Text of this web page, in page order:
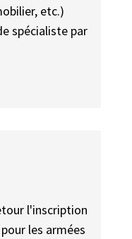
etc.)
spécialiste par
l'inscription
les armées